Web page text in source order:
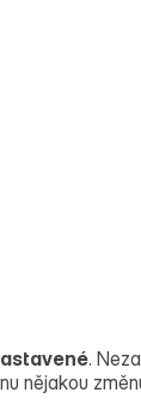
.
nějakou